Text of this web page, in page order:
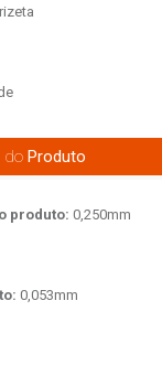
doProduto
produto: 0,250mm
0,053mm